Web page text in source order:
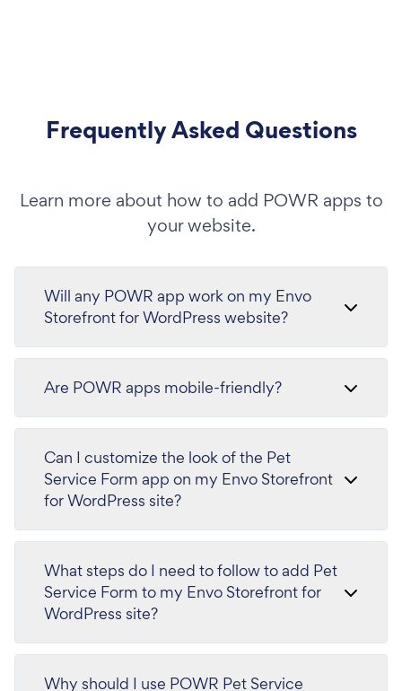
Frequently Asked Questions
Learn more about how to add POWR apps to
your website.
Will any POWR app work on my Envo
Storefront for WordPress website?
Are POWR apps mobile-friendly?
Can I customize the look of the Pet
Service Form app on my Envo Storefront
for WordPress site?
What steps do I need to follow to add Pet
Service Form to my Envo Storefront for
WordPress site?
Why should I use POWR Pet Service